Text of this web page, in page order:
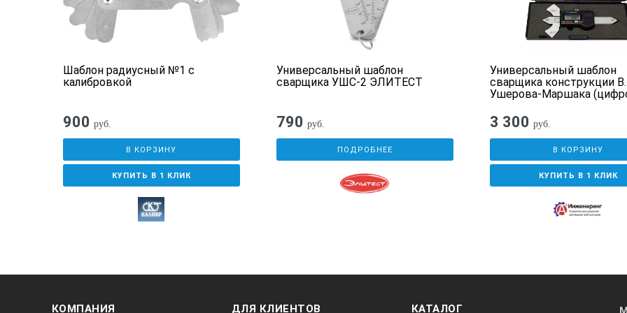
Шаблон радиусный №1 с
калибровкой
900 руб.
В КОРЗИНУ
КУПИТЬ В 1 КЛИК
Универсальный шаблон
сварщика УШС-2 ЭЛИТЕСТ
790 руб.
ПОДРОБНЕЕ
Универсальный шаблон
сварщика конструкции
Ушерова-Маршака
3 300 руб.
В КОРЗИНУ
КУПИТЬ В 1 КЛИК
КОМПАНИЯ ДЛЯ КЛИЕНТОВ КАТАЛОГ